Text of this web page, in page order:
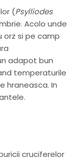
(Psylliodes
Acolo unde
si pe camp
adapot bun
temperaturile
hraneasca. In
cruciferelor